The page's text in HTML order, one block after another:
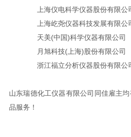
上海仪电科学仪器股份有限公
上海屹尧仪器科技发展有限公
天美(中国)科学仪器有限公司
月旭科技(上海)股份有限公司
浙江福立分析仪器股份有限公
山东瑞德化工仪器有限公司同佳雇主
品服务！